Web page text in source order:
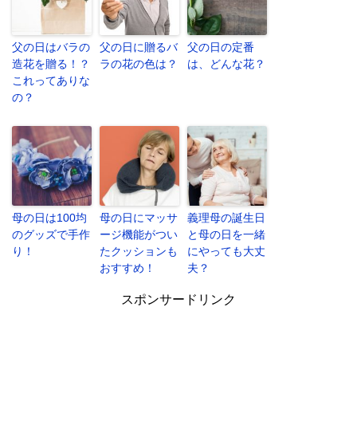
父の日はバラの
造花を贈る！？
これってありな
の？
父の日に贈るバ
ラの花の色は？
父の日の定番
は、どんな花？
母の日は100均
のグッズで手作
り！
母の日にマッサ
ージ機能がつい
たクッションも
おすすめ！
義理母の誕生日
と母の日を一緒
にやっても大丈
夫？
スポンサードリンク